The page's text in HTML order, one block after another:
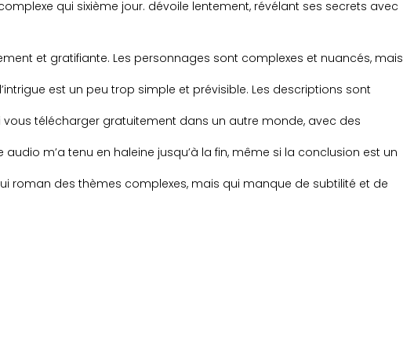
qui sixième jour. dévoile lentement, révélant ses secrets avec
et gratifiante. Les personnages sont complexes et nuancés, mais
est un peu trop simple et prévisible. Les descriptions sont
vous télécharger gratuitement dans un autre monde, avec des
m’a tenu en haleine jusqu’à la fin, même si la conclusion est un
roman des thèmes complexes, mais qui manque de subtilité et de